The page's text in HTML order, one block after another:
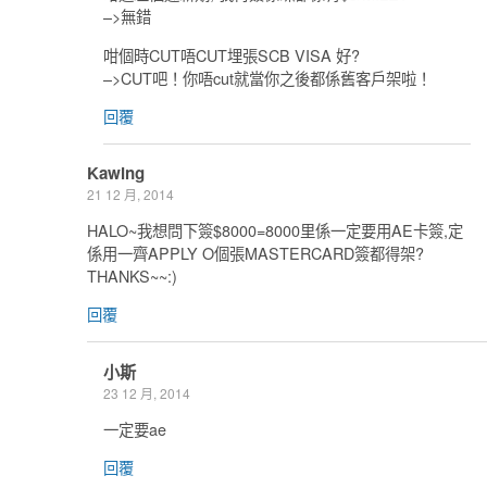
–>無錯
咁個時CUT唔CUT埋張SCB VISA 好?
–>CUT吧！你唔cut就當你之後都係舊客戶架啦！
回覆
Kawing
21 12 月, 2014
HALO~我想問下簽$8000=8000里係一定要用AE卡簽,定
係用一齊APPLY O個張MASTERCARD簽都得架?
THANKS~~:)
回覆
小斯
23 12 月, 2014
一定要ae
回覆